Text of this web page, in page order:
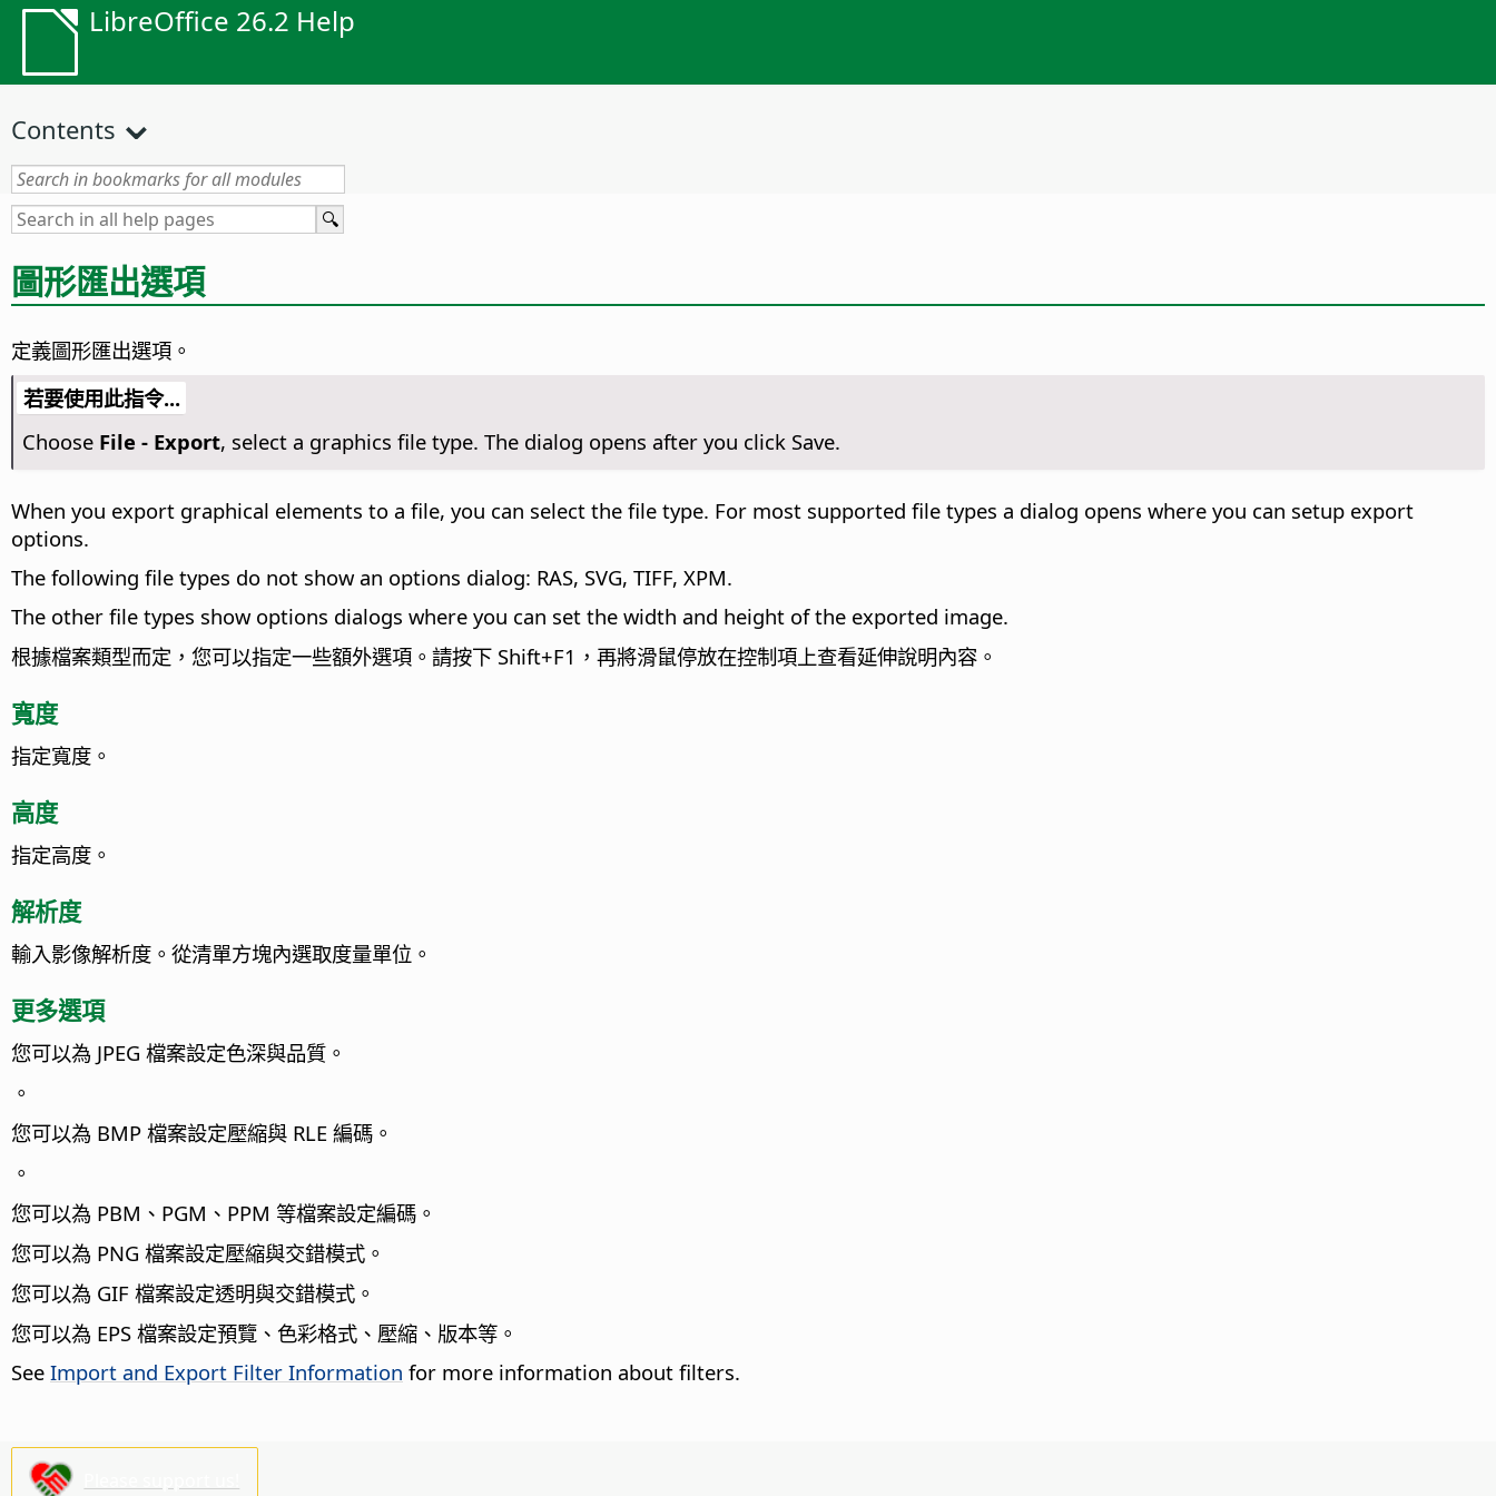
LibreOffice 26.2 Help
Contents
圖形匯出選項
定義圖形匯出選項。
若要使用此指令...
Choose File - Export, select a graphics file type. The dialog opens after you click Save.
When you export graphical elements to a file, you can select the file type. For most supported file types a dialog opens where you can setup export
options.
The following file types do not show an options dialog: RAS, SVG, TIFF, XPM.
The other file types show options dialogs where you can set the width and height of the exported image.
根據檔案類型而定，您可以指定一些額外選項。請按下 Shift+F1，再將滑鼠停放在控制項上查看延伸說明內容。
寬度
指定寬度。
高度
指定高度。
解析度
輸入影像解析度。從清單方塊內選取度量單位。
更多選項
您可以為 JPEG 檔案設定色深與品質。
。
您可以為 BMP 檔案設定壓縮與 RLE 編碼。
。
您可以為 PBM、PGM、PPM 等檔案設定編碼。
您可以為 PNG 檔案設定壓縮與交錯模式。
您可以為 GIF 檔案設定透明與交錯模式。
您可以為 EPS 檔案設定預覽、色彩格式、壓縮、版本等。
See Import and Export Filter Information for more information about filters.